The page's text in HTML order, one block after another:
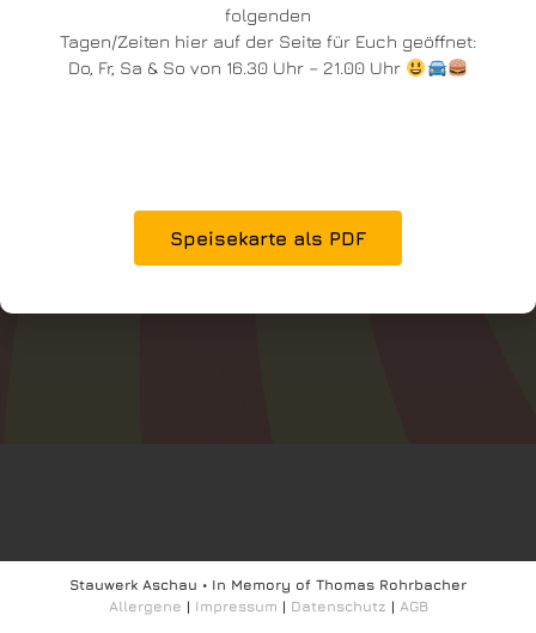
Stauwerk Aschau • In Memory of Thomas Rohrbacher
Allergene | Impressum | Datenschutz | AGB
folgenden
Tagen/Zeiten hier auf der Seite für Euch geöffnet:
Do, Fr, Sa & So von 16.30 Uhr – 21.00 Uhr
Speisekarte als PDF